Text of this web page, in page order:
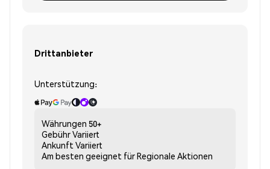
Drittanbieter
Unterstützung:
Währungen 50+
GebührVariiert
Ankunft Variiert
Am besten geeignet fürRegionale Aktionen